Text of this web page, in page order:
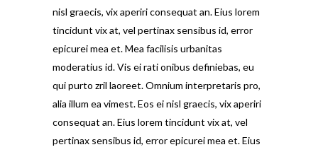
nisl graecis, vix aperiri consequat an. Eius lorem
tincidunt vix at, vel pertinax sensibus id, error
epicurei mea et. Mea facilisis urbanitas
moderatius id. Vis ei rati onibus definiebas, eu
qui purto zril laoreet. Omnium interpretaris pro,
alia illum ea vimest. Eos ei nisl graecis, vix aperiri
consequat an. Eius lorem tincidunt vix at, vel
pertinax sensibus id, error epicurei mea et. Eius